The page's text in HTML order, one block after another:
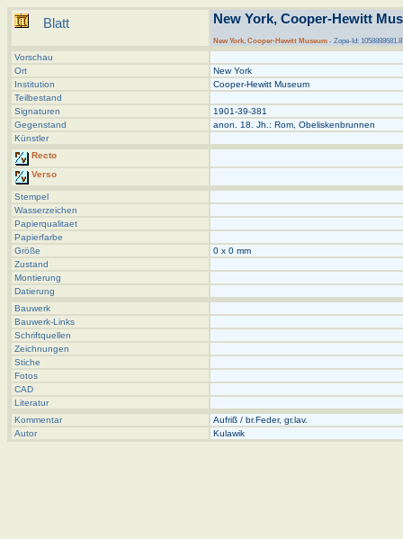
Blatt New York, Cooper-Hewitt
New York, Cooper-Hewitt Museum - Zope-Id:
Vorschau
Ort
New York
Institution
Cooper-Hewitt Museum
Teilbestand
Signaturen
1901-39-381
Gegenstand
anon. 18. Jh.: Rom, Obeliskenbrunnen
Künstler
Recto
Verso
Stempel
Wasserzeichen
Papierqualitaet
Papierfarbe
Größe
0 x 0 mm
Zustand
Montierung
Datierung
Bauwerk
Bauwerk-Links
Schriftquellen
Zeichnungen
Stiche
Fotos
CAD
Literatur
Kommentar
Aufriß / br.Feder, gr.lav.
Autor
Kulawik